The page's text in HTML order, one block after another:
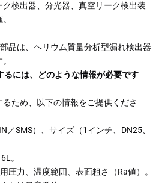
ク検出器、分光器、真空リーク検出装
品は、ヘリウム質量分析型漏れ検出器
るには、どのような情報が必要です
ため、以下の情報をご提供くださ
／SMS）、サイズ（1インチ、DN25、
。